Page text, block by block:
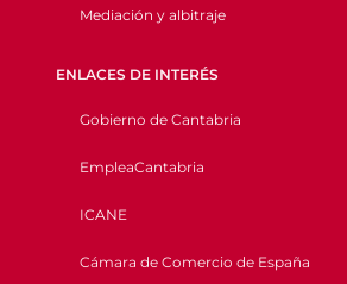
Mediación y albitraje
ENLACES DE INTERÉS
Gobierno de Cantabria
EmpleaCantabria
ICANE
Cámara de Comercio de España